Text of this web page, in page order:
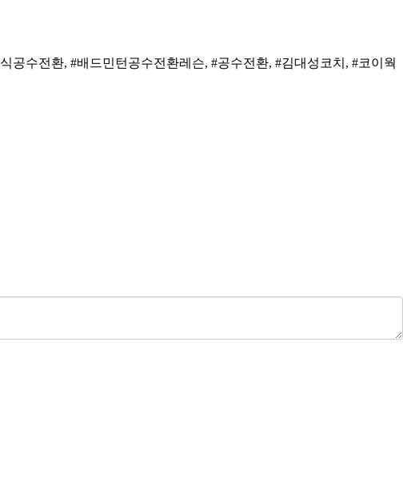
공수전환, #배드민턴공수전환레슨, #공수전환, #김대성코치, #코이웍